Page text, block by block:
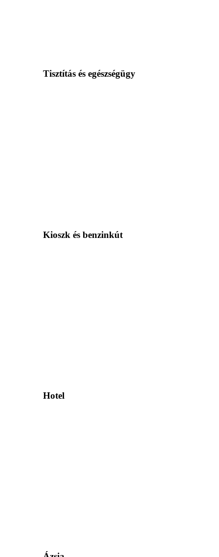
Tisztítás és egészségügy
Kioszk és benzinkút
Hotel